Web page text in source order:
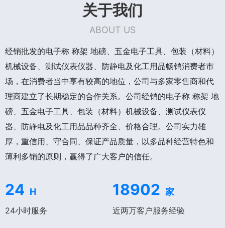
关于我们
ABOUT US
经销批发的电子称 称架 地磅、五金电子工具、包装（材料）
机械设备、测试仪表仪器、防静电及化工用品畅销消费者市
场，在消费者当中享有较高的地位，公司与多家零售商和代
理商建立了长期稳定的合作关系。公司经销的电子称 称架 地
磅、五金电子工具、包装（材料）机械设备、测试仪表仪
器、防静电及化工用品品种齐全、价格合理。公司实力雄
厚，重信用、守合同、保证产品质量，以多品种经营特色和
薄利多销的原则，赢得了广大客户的信任。
24 H
24小时服务
18902 家
近两万客户服务经验